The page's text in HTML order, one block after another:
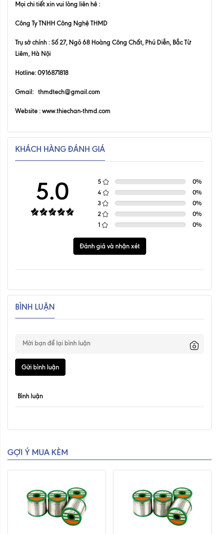
Mọi chi tiết xin vui lòng liên hê :
Công Ty TNHH Công Nghệ THMD
Trụ sở chính : Số 27, Ngõ 68 Hoàng Công Chất, Phú Diễn, Bắc Từ
Liêm, Hà Nội
Hotline: 0916871818
Gmail: thmdtech@gmail.com
Website :www.thiechan-thmd.com
KHÁCH HÀNG ĐÁNH GIÁ
5.0 5 0%
4
0%
3
0%
2
0%
1
0%
Đánh giá và nhận xét
BÌNH LUẬN
Gửi bình luận
Bình luận
GỢI Ý MUA KÈM